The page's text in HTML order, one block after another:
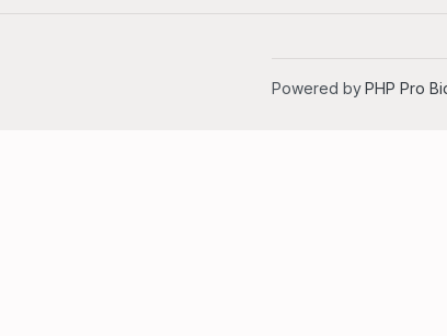
Powered byPHP Pro